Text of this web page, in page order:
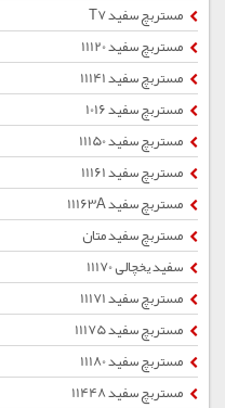
مستربچ سفید T7
مستربچ سفید 11120
مستربچ سفید 11141
مستربچ سفید 1016
مستربچ سفید 11150
مستربچ سفید 11161
مستربچ سفید 11163A
مستربچ سفید متان
سفید یخچالی 11170
مستربچ سفید 11171
مستربچ سفید 11175
مستربچ سفید 11180
مستربچ سفید 11448